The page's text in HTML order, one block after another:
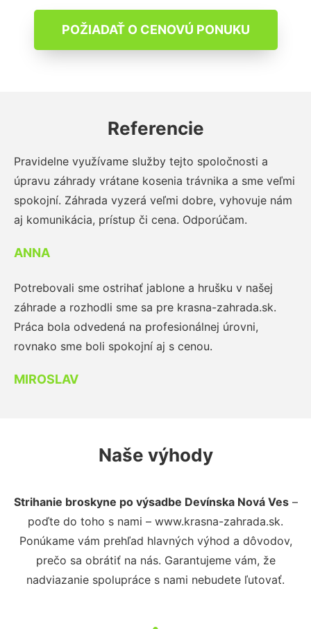
POŽIADAŤ O CENOVÚ PONUKU
Referencie
Pravidelne využívame služby tejto spoločnosti a
úpravu záhrady vrátane kosenia trávnika a sme veľmi
spokojní. Záhrada vyzerá veľmi dobre, vyhovuje nám
aj komunikácia, prístup či cena. Odporúčam.
ANNA
Potrebovali sme ostrihať jablone a hrušku v našej
záhrade a rozhodli sme sa pre krasna-zahrada.sk.
Práca bola odvedená na profesionálnej úrovni,
rovnako sme boli spokojní aj s cenou.
MIROSLAV
Naše výhody
Strihanie broskyne po výsadbe Devínska Nová Ves–
poďte do toho s nami – www.krasna-zahrada.sk.
Ponúkame vám prehľad hlavných výhod a dôvodov,
prečo sa obrátiť na nás. Garantujeme vám, že
nadviazanie spolupráce s nami nebudete ľutovať.